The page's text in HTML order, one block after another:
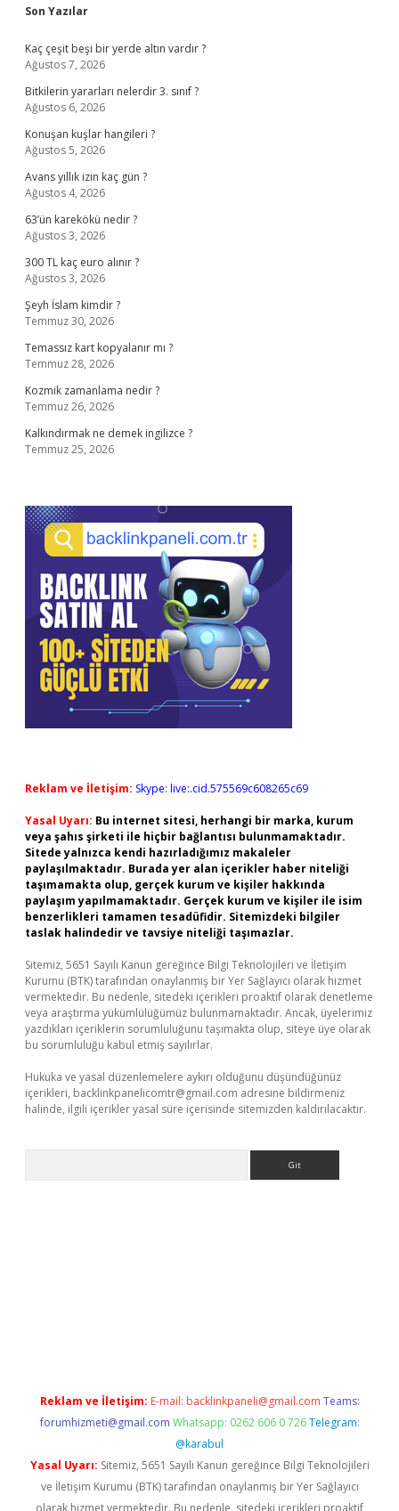
Sidebar
Son Yazılar
Kaç çeşit beşi bir yerde altın vardır ?
Ağustos 7, 2026
Bitkilerin yararları nelerdir 3. sınıf ?
Ağustos 6, 2026
Konuşan kuşlar hangileri ?
Ağustos 5, 2026
Avans yıllık izin kaç gün ?
Ağustos 4, 2026
63’ün karekökü nedir ?
Ağustos 3, 2026
300 TL kaç euro alınır ?
Ağustos 3, 2026
Şeyh İslam kimdir ?
Temmuz 30, 2026
Temassız kart kopyalanır mı ?
Temmuz 28, 2026
Kozmik zamanlama nedir ?
Temmuz 26, 2026
Kalkındırmak ne demek ingilizce ?
Temmuz 25, 2026
Reklam ve İletişim: Skype: live:.cid.575569c608265c69
Yasal Uyarı: Bu internet sitesi, herhangi bir marka, kurum
veya şahıs şirketi ile hiçbir bağlantısı bulunmamaktadır.
Sitede yalnızca kendi hazırladığımız makaleler
paylaşılmaktadır. Burada yer alan içerikler haber niteliği
taşımamakta olup, gerçek kurum ve kişiler hakkında
paylaşım yapılmamaktadır. Gerçek kurum ve kişiler ile isim
benzerlikleri tamamen tesadüfidir. Sitemizdeki bilgiler
taslak halindedir ve tavsiye niteliği taşımazlar.
Sitemiz, 5651 Sayılı Kanun gereğince Bilgi Teknolojileri ve İletişim
Kurumu (BTK) tarafından onaylanmış bir Yer Sağlayıcı olarak hizmet
vermektedir. Bu nedenle, sitedeki içerikleri proaktif olarak denetleme
veya araştırma yükümlülüğümüz bulunmamaktadır. Ancak, üyelerimiz
yazdıkları içeriklerin sorumluluğunu taşımakta olup, siteye üye olarak
bu sorumluluğu kabul etmiş sayılırlar.
Hukuka ve yasal düzenlemelere aykırı olduğunu düşündüğünüz
içerikleri, backlinkpanelicomtr@gmail.com adresine bildirmeniz
halinde, ilgili içerikler yasal süre içerisinde sitemizden kaldırılacaktır.
Reklam ve İletişim: E-mail: backlinkpaneli@gmail.com Teams:
forumhizmeti@gmail.com Whatsapp: 0262 606 0 726 Telegram:
@karabul
Yasal Uyarı: Sitemiz, 5651 Sayılı Kanun gereğince Bilgi Teknolojileri
ve İletişim Kurumu (BTK) tarafından onaylanmış bir Yer Sağlayıcı
olarak hizmet vermektedir. Bu nedenle, sitedeki içerikleri proaktif